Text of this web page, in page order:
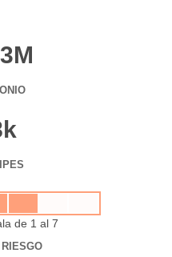
de 1 al 7